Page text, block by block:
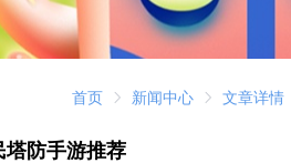
首页 新闻中心 文章详情
防手游推荐